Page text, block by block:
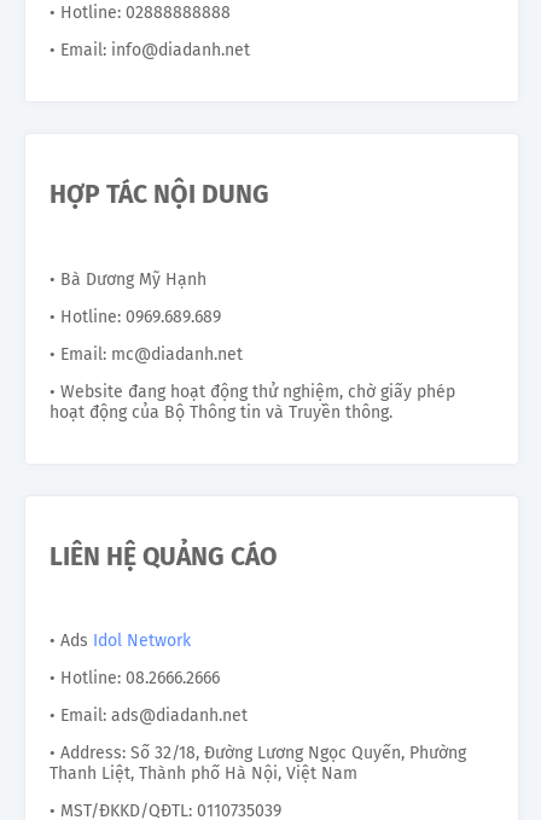
• Hotline: 02888888888
• Email: info@diadanh.net
HỢP TÁC NỘI DUNG
• Bà Dương Mỹ Hạnh
• Hotline: 0969.689.689
• Email: mc@diadanh.net
• Website đang hoạt động thử nghiệm, chờ giấy phép
hoạt động của Bộ Thông tin và Truyền thông.
LIÊN HỆ QUẢNG CÁO
• Ads Idol Network
• Hotline: 08.2666.2666
• Email: ads@diadanh.net
• Address: Số 32/18, Đường Lương Ngọc Quyến, Phường
Thanh Liệt, Thành phố Hà Nội, Việt Nam
• MST/ĐKKD/QĐTL: 0110735039